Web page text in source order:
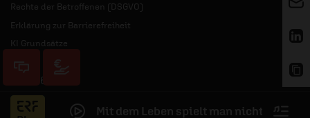
Rechte der Betroffenen (DSGVO)
Erklärung zur Barrierefreiheit
KI Grundsätze
© 2026 ERF
Mit dem Leben spielt man nicht